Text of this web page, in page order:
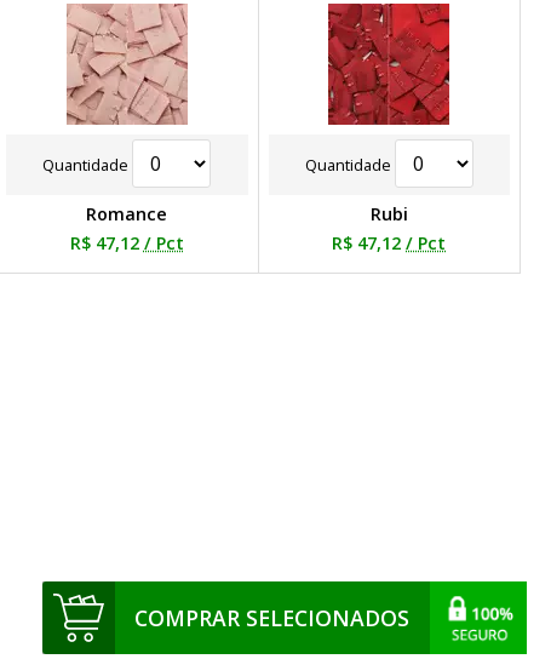
Quantidade
Romance
R$ 47,12 / Pct
Quantidade
Rubi
R$ 47,12 / Pct
COMPRAR SELECIONADOS